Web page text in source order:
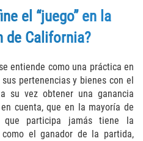
de Arresto
Anular una Condena
la Libertad Condicional
Influencia de Drogas
el “juego” en la
de California?
entiende como una práctica en
pertenencias y bienes con el
su vez obtener una ganancia
cuenta, que en la mayoría de
participa jamás tiene la
el ganador de la partida,